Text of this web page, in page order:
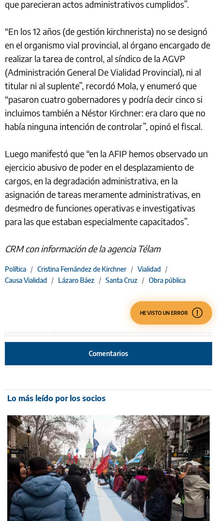
que parecieran actos administrativos cumplidos”.
“En los 12 años (de gestión kirchnerista) no se designó
en el organismo vial provincial, al órgano encargado de
realizar la tarea de control, al síndico de la AGVP
(Administración General De Vialidad Provincial), ni al
titular ni al suplente”, recordó Mola, y enumeró que
“pasaron cuatro gobernadores y podría decir cinco si
incluimos también a Néstor Kirchner: era claro que no
había ninguna intención de controlar”, opinó el fiscal.
Luego manifestó que “en la AFIP hemos observado un
ejercicio abusivo de poder en el desplazamiento de
cargos, en la degradación administrativa, en la
asignación de tareas meramente administrativas, en
desmedro de funciones operativas e investigativas
para las que estaban especialmente capacitados”.
CRM con información de la agencia Télam
Política / Cristina Fernández de Kirchner / Vialidad /
Causa Vialidad / Lázaro Báez / Santa Cruz / Obra pública
HE VISTO UN ERROR
Comentarios
Lo más leído por los socios